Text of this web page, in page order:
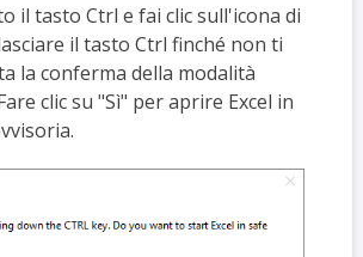
il tasto Ctrl e fai clic sull'icona di
il tasto Ctrl finché non ti
la conferma della modalità
clic su "Sì" per aprire Excel in